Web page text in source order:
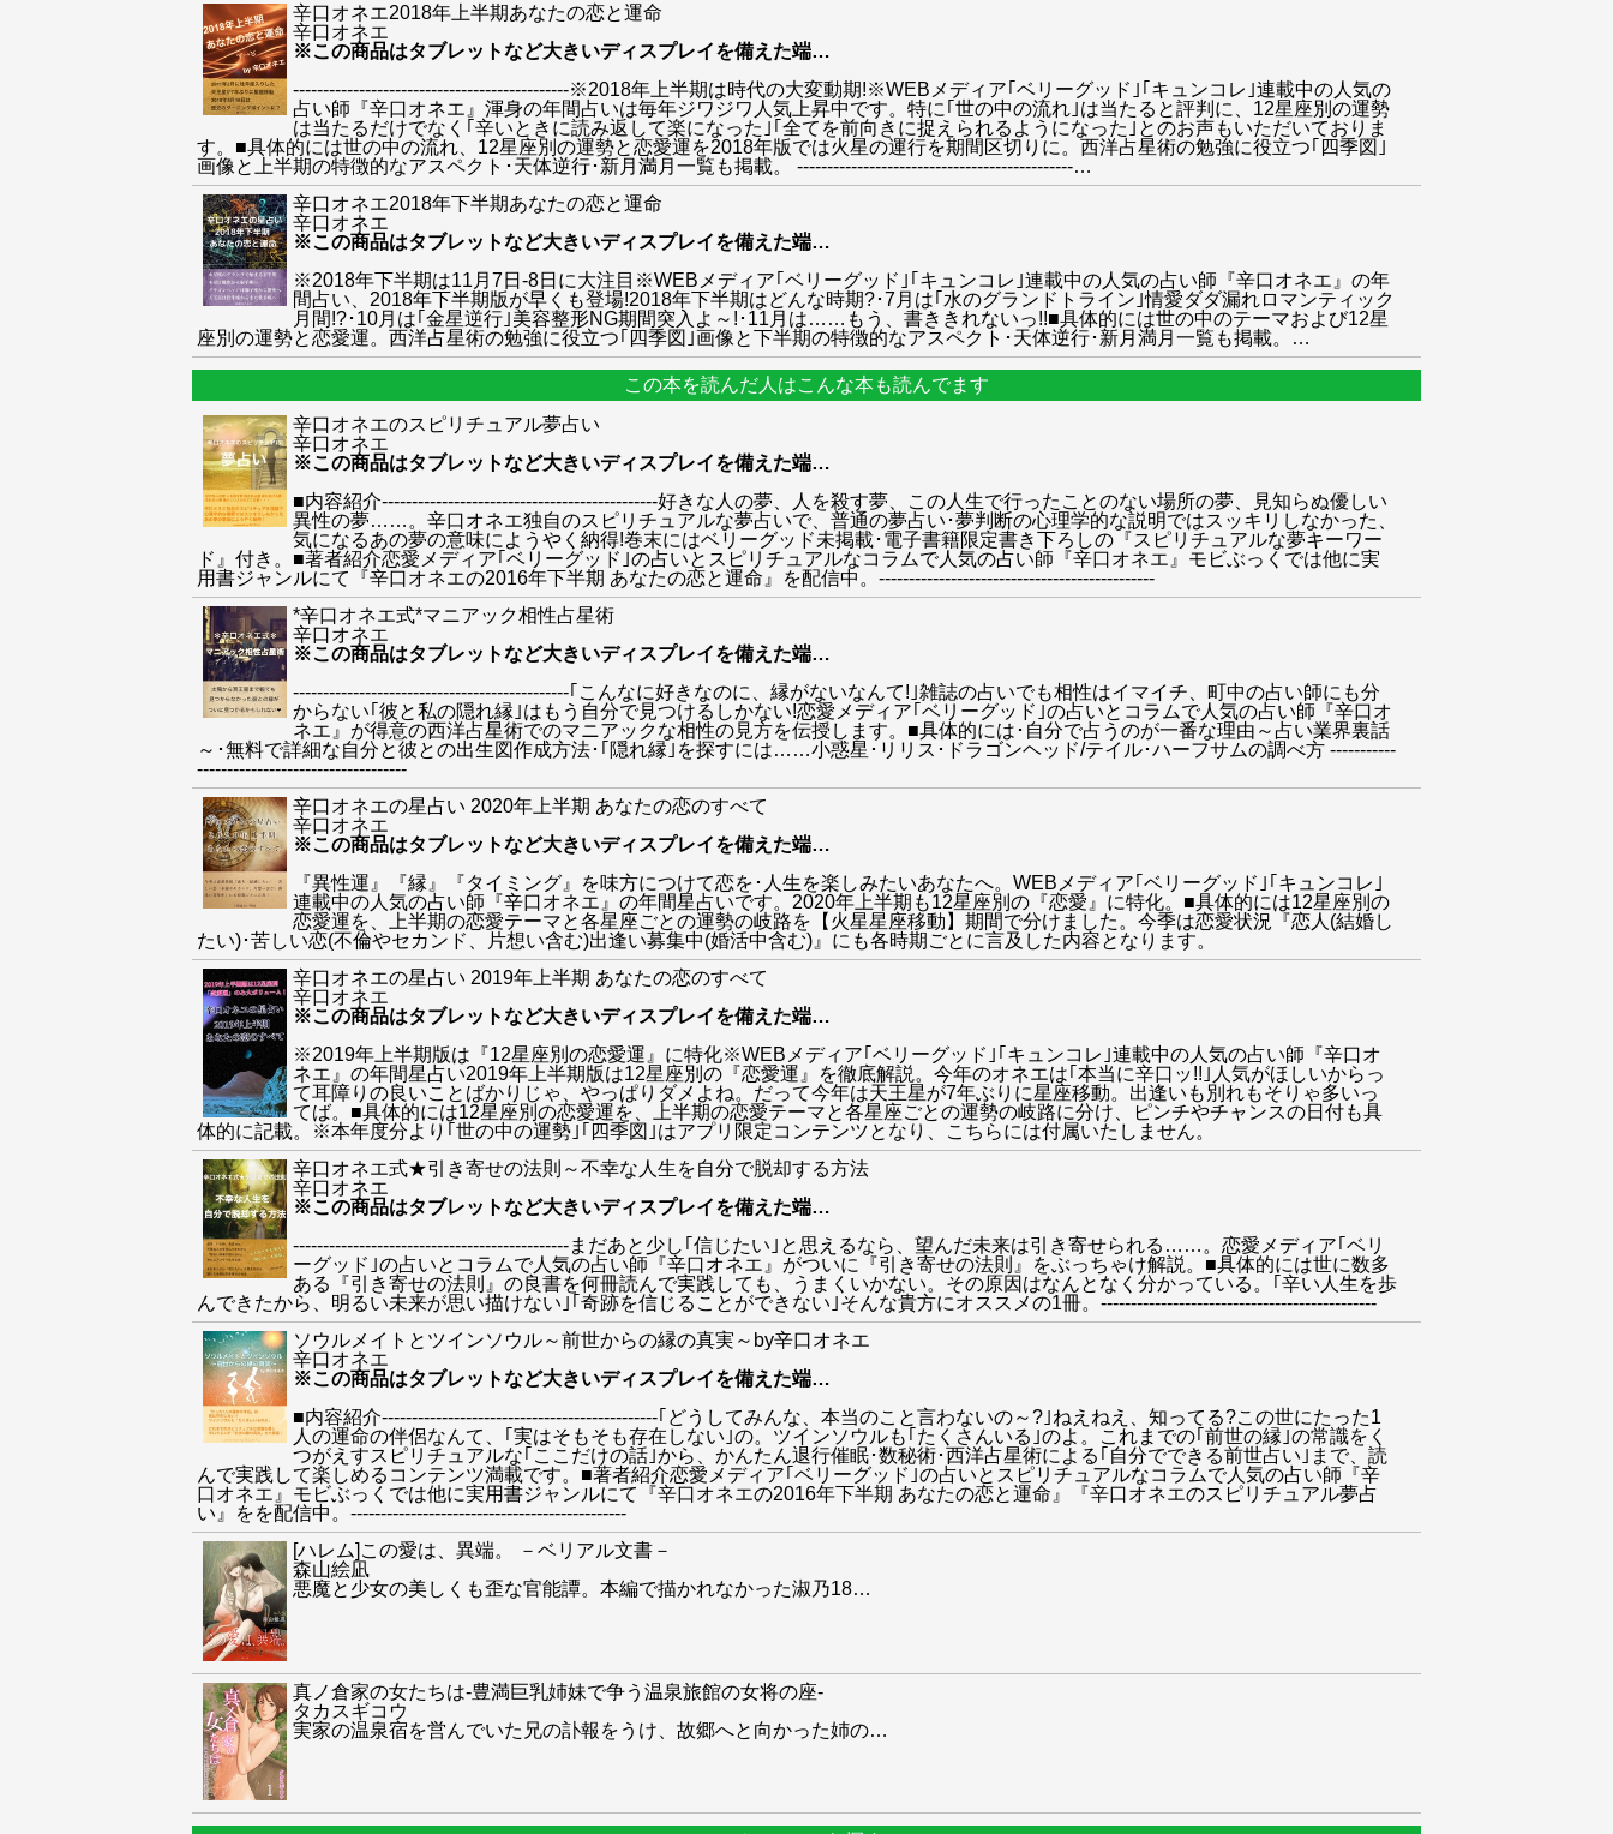
辛口オネエ2018年上半期あなたの恋と運命
辛口オネエ
※この商品はタブレットなど大きいディスプレイを備えた端…
----------------------------------------------※2018年上半期は時代の大変動期!※WEBメディア｢ベリーグッド｣｢キュンコレ｣連載中の人気の
占い師『辛口オネエ』渾身の年間占いは毎年ジワジワ人気上昇中です。特に｢世の中の流れ｣は当たると評判に、12星座別の運勢
は当たるだけでなく｢辛いときに読み返して楽になった｣｢全てを前向きに捉えられるようになった｣とのお声もいただいておりま
す。■具体的には世の中の流れ、12星座別の運勢と恋愛運を2018年版では火星の運行を期間区切りに。西洋占星術の勉強に役立つ｢四季図｣
画像と上半期の特徴的なアスペクト･天体逆行･新月満月一覧も掲載。 ----------------------------------------------…
辛口オネエ2018年下半期あなたの恋と運命
辛口オネエ
※この商品はタブレットなど大きいディスプレイを備えた端…
※2018年下半期は11月7日-8日に大注目※WEBメディア｢ベリーグッド｣｢キュンコレ｣連載中の人気の占い師『辛口オネエ』の年
間占い、2018年下半期版が早くも登場!2018年下半期はどんな時期?･7月は｢水のグランドトライン｣情愛ダダ漏れロマンティック
月間!?･10月は｢金星逆行｣美容整形NG期間突入よ～!･11月は……もう、書ききれないっ!!■具体的には世の中のテーマおよび12星
座別の運勢と恋愛運。西洋占星術の勉強に役立つ｢四季図｣画像と下半期の特徴的なアスペクト･天体逆行･新月満月一覧も掲載。
…
この本を読んだ人はこんな本も読んでます
辛口オネエのスピリチュアル夢占い
辛口オネエ
※この商品はタブレットなど大きいディスプレイを備えた端…
■内容紹介----------------------------------------------好きな人の夢、人を殺す夢、この人生で行ったことのない場所の夢、見知らぬ優しい
異性の夢……。辛口オネエ独自のスピリチュアルな夢占いで、普通の夢占い･夢判断の心理学的な説明ではスッキリしなかった、
気になるあの夢の意味にようやく納得!巻末にはベリーグッド未掲載･電子書籍限定書き下ろしの『スピリチュアルな夢キーワー
ド』付き。■著者紹介恋愛メディア｢ベリーグッド｣の占いとスピリチュアルなコラムで人気の占い師『辛口オネエ』モビぶっくでは他に実
用書ジャンルにて『辛口オネエの2016年下半期 あなたの恋と運命』を配信中。----------------------------------------------
*辛口オネエ式*マニアック相性占星術
辛口オネエ
※この商品はタブレットなど大きいディスプレイを備えた端…
----------------------------------------------｢こんなに好きなのに、縁がないなんて!｣雑誌の占いでも相性はイマイチ、町中の占い師にも分
からない｢彼と私の隠れ縁｣はもう自分で見つけるしかない!恋愛メディア｢ベリーグッド｣の占いとコラムで人気の占い師『辛口オ
ネエ』が得意の西洋占星術でのマニアックな相性の見方を伝授します。■具体的には･自分で占うのが一番な理由～占い業界裏話
～･無料で詳細な自分と彼との出生図作成方法･｢隠れ縁｣を探すには……小惑星･リリス･ドラゴンヘッド/テイル･ハーフサムの調べ方 -----------
-----------------------------------
辛口オネエの星占い 2020年上半期 あなたの恋のすべて
辛口オネエ
※この商品はタブレットなど大きいディスプレイを備えた端…
『異性運』『縁』『タイミング』を味方につけて恋を･人生を楽しみたいあなたへ。WEBメディア｢ベリーグッド｣｢キュンコレ｣
連載中の人気の占い師『辛口オネエ』の年間星占いです。2020年上半期も12星座別の『恋愛』に特化。■具体的には12星座別の
恋愛運を、上半期の恋愛テーマと各星座ごとの運勢の岐路を【火星星座移動】期間で分けました。今季は恋愛状況『恋人(結婚し
たい)･苦しい恋(不倫やセカンド、片想い含む)出逢い募集中(婚活中含む)』にも各時期ごとに言及した内容となります。
辛口オネエの星占い 2019年上半期 あなたの恋のすべて
辛口オネエ
※この商品はタブレットなど大きいディスプレイを備えた端…
※2019年上半期版は『12星座別の恋愛運』に特化※WEBメディア｢ベリーグッド｣｢キュンコレ｣連載中の人気の占い師『辛口オ
ネエ』の年間星占い2019年上半期版は12星座別の『恋愛運』を徹底解説。今年のオネエは｢本当に辛口ッ!!｣人気がほしいからっ
て耳障りの良いことばかりじゃ、やっぱりダメよね。だって今年は天王星が7年ぶりに星座移動。出逢いも別れもそりゃ多いっ
てば。■具体的には12星座別の恋愛運を、上半期の恋愛テーマと各星座ごとの運勢の岐路に分け、ピンチやチャンスの日付も具
体的に記載。※本年度分より｢世の中の運勢｣｢四季図｣はアプリ限定コンテンツとなり、こちらには付属いたしません。
辛口オネエ式★引き寄せの法則～不幸な人生を自分で脱却する方法
辛口オネエ
※この商品はタブレットなど大きいディスプレイを備えた端…
----------------------------------------------まだあと少し｢信じたい｣と思えるなら、望んだ未来は引き寄せられる……。恋愛メディア｢ベリ
ーグッド｣の占いとコラムで人気の占い師『辛口オネエ』がついに『引き寄せの法則』をぶっちゃけ解説。■具体的には世に数多
ある『引き寄せの法則』の良書を何冊読んで実践しても、うまくいかない。その原因はなんとなく分かっている。｢辛い人生を歩
んできたから、明るい未来が思い描けない｣｢奇跡を信じることができない｣そんな貴方にオススメの1冊。----------------------------------------------
ソウルメイトとツインソウル～前世からの縁の真実～by辛口オネエ
辛口オネエ
※この商品はタブレットなど大きいディスプレイを備えた端…
■内容紹介----------------------------------------------｢どうしてみんな、本当のこと言わないの～?｣ねえねえ、知ってる?この世にたった1
人の運命の伴侶なんて、｢実はそもそも存在しない｣の。ツインソウルも｢たくさんいる｣のよ。これまでの｢前世の縁｣の常識をく
つがえすスピリチュアルな｢ここだけの話｣から、かんたん退行催眠･数秘術･西洋占星術による｢自分でできる前世占い｣まで、読
んで実践して楽しめるコンテンツ満載です。■著者紹介恋愛メディア｢ベリーグッド｣の占いとスピリチュアルなコラムで人気の占い師『辛
口オネエ』モビぶっくでは他に実用書ジャンルにて『辛口オネエの2016年下半期 あなたの恋と運命』『辛口オネエのスピリチュアル夢占
い』をを配信中。----------------------------------------------
[ハレム]この愛は、異端。 －ベリアル文書－
森山絵凪
悪魔と少女の美しくも歪な官能譚。本編で描かれなかった淑乃18…
真ノ倉家の女たちは-豊満巨乳姉妹で争う温泉旅館の女将の座-
タカスギコウ
実家の温泉宿を営んでいた兄の訃報をうけ、故郷へと向かった姉の…